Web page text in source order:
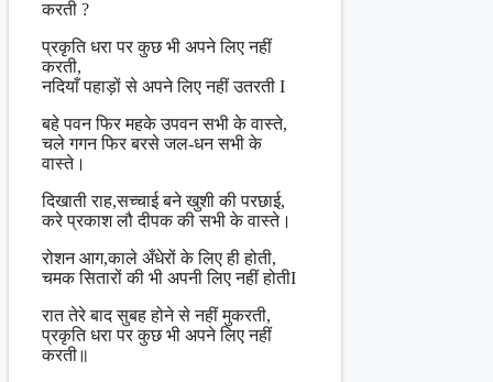
करती ?
प्रकृति धरा पर कुछ भी अपने लिए नहीं
करती,
नदियाँ पहाड़ों से अपने लिए नहीं उतरती I
बहे पवन फिर महके उपवन सभी के वास्ते,
चले गगन फिर बरसे जल-धन सभी के
वास्ते।
दिखाती राह,सच्चाई बने खुशी की परछाई,
करे प्रकाश लौ दीपक की सभी के वास्ते।
रोशन आग,काले अँधेरों के लिए ही होती,
चमक सितारों की भी अपनी लिए नहीं होतीI
रात तेरे बाद सुबह होने से नहीं मुकरती,
प्रकृति धरा पर कुछ भी अपने लिए नहीं
करती॥